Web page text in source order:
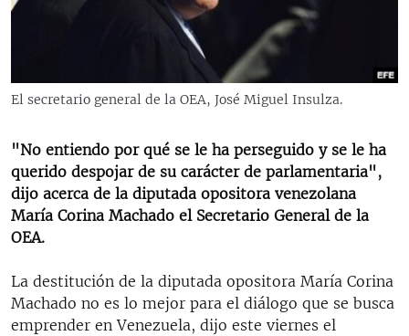
RADIO MARTÍ
ESPECIALES
SER VIEJO EN CUBA
KENTU-CUBANO
LOS SANTOS DE HIALEAH
DESINFORMACIÓN RUSA EN AMÉRICA LATINA
LA INVASIÓN DE RUSIA A UCRANIA
MULTIMEDIA
SÍGUENOS
El secretario general de la OEA, José Miguel Insulza.
"No entiendo por qué se le ha perseguido y se le ha
querido despojar de su carácter de parlamentaria",
dijo acerca de la diputada opositora venezolana
María Corina Machado el Secretario General de la
OEA.
La destitución de la diputada opositora María Corina
Machado no es lo mejor para el diálogo que se busca
emprender en Venezuela, dijo este viernes el